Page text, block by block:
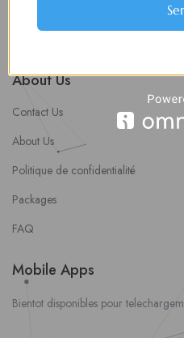
About Us
Contact Us
About Us
Politique de confidentialité
Packages
FAQ
Mobile Apps
Bientot disponibles pour